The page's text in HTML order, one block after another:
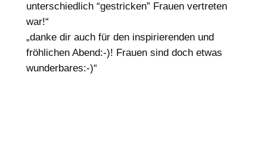
unterschiedlich “gestricken” Frauen vertreten
war!“
„danke dir auch für den inspirierenden und
fröhlichen Abend:-)! Frauen sind doch etwas
wunderbares:-)“